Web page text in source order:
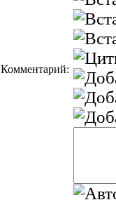
Комментарий: